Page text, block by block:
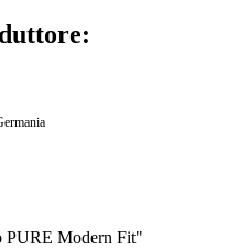
PURE Modern Fit"